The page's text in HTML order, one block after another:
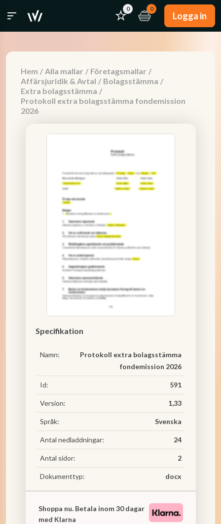
0 0
Logga in
Hem / Alla mallar / Företagsmallar /
Affärsjuridik & Avtal / Bolagsstämma /
Extra bolagsstämma /
Protokoll extra bolagsstämma fondemission
2026
Specifikation
Namn:
Protokoll extra bolagsstämma
fondemission 2026
Id: 591
Version: 1,33
Språk: Svenska
Antal nedladdningar: 24
Antal sidor: 2
Dokumenttyp: docx
Shoppa nu. Betala inom 30 dagar
med Klarna